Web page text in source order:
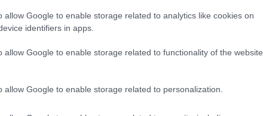
allow Google to enable storage related to analytics like cookies on
identifiers in apps.
allow Google to enable storage related to functionality of the website
allow Google to enable storage related to personalization.
munkahelyeken egyaránt egyre
a társas érintkezési képességeket.
érnek véget itt. Nagyszerű közösségi
felszabadultan élheti át a játék